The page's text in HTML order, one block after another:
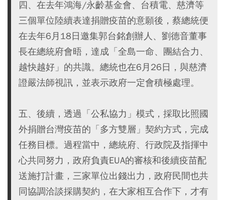
四、在去年鴻海/永齡基金會、台積電、慈濟等
三個單位陸續表達捐贈疫苗的意願後，蔡總統便
在去年6月18日邀集郭台銘創辦人、劉德音董事
長在總統府會晤，達成「全島一命、團結合力、
越快越好」的共識。總統也在6月26日，與慈濟
證嚴法師視訊，並表示政府一定會積極處理。
五、後續，透過「公私協力」模式，採取比照國
外捐贈台灣疫苗的「多方雙層」契約方式，完成
任務目標。過程當中，總統府、行政院及指揮中
心共同努力，政府負責EUA的審核和後續疫苗配
送施打計畫，三家單位出錢出力，政府民間也共
同協調洽談採購契約，在大家相互合作下，才有